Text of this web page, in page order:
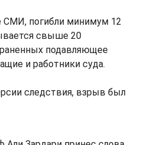
погибли минимум 12
свыше 20
подавляющее
и работники суда.
следствия, взрыв был